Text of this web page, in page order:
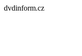
dvdinform.cz